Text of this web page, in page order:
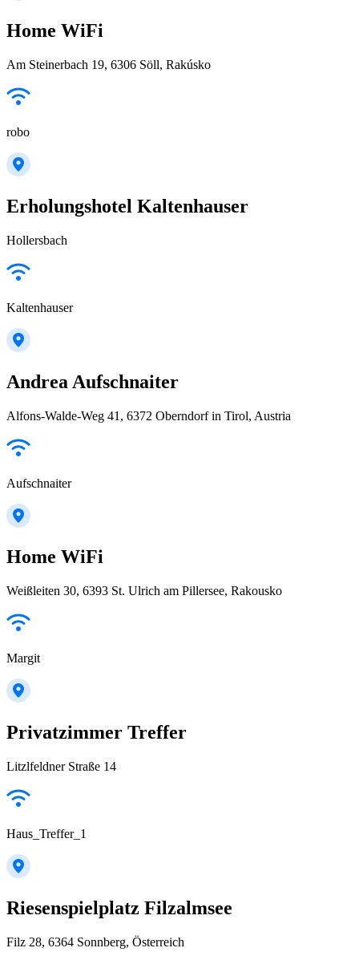
Home WiFi
Am Steinerbach 19, 6306 Söll, Rakúsko
robo
Erholungshotel Kaltenhauser
Hollersbach
Kaltenhauser
Andrea Aufschnaiter
Alfons-Walde-Weg 41, 6372 Oberndorf in Tirol, Austria
Aufschnaiter
Home WiFi
Weißleiten 30, 6393 St. Ulrich am Pillersee, Rakousko
Margit
Privatzimmer Treffer
Litzlfeldner Straße 14
Haus_Treffer_1
Riesenspielplatz Filzalmsee
Filz 28, 6364 Sonnberg, Österreich